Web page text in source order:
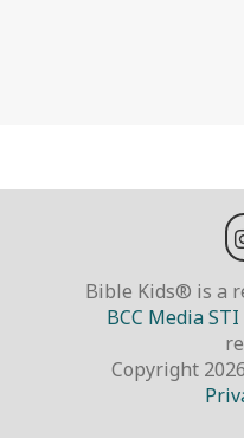
Bible Kids® is a
BCC Media STI
Copyright